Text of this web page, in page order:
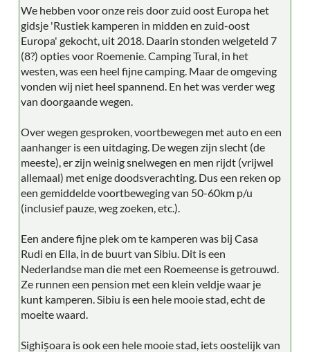
We hebben voor onze reis door zuid oost Europa het
gidsje 'Rustiek kamperen in midden en zuid-oost
Europa' gekocht, uit 2018. Daarin stonden welgeteld 7
(8?) opties voor Roemenie. Camping Tural, in het
westen, was een heel fijne camping. Maar de omgeving
vonden wij niet heel spannend. En het was verder weg
van doorgaande wegen.
Over wegen gesproken, voortbewegen met auto en een
aanhanger is een uitdaging. De wegen zijn slecht (de
meeste), er zijn weinig snelwegen en men rijdt (vrijwel
allemaal) met enige doodsverachting. Dus een reken op
een gemiddelde voortbeweging van 50-60km p/u
(inclusief pauze, weg zoeken, etc.).
Een andere fijne plek om te kamperen was bij Casa
Rudi en Ella, in de buurt van Sibiu. Dit is een
Nederlandse man die met een Roemeense is getrouwd.
Ze runnen een pension met een klein veldje waar je
kunt kamperen. Sibiu is een hele mooie stad, echt de
moeite waard.
Sighișoara is ook een hele mooie stad, iets oostelijk van